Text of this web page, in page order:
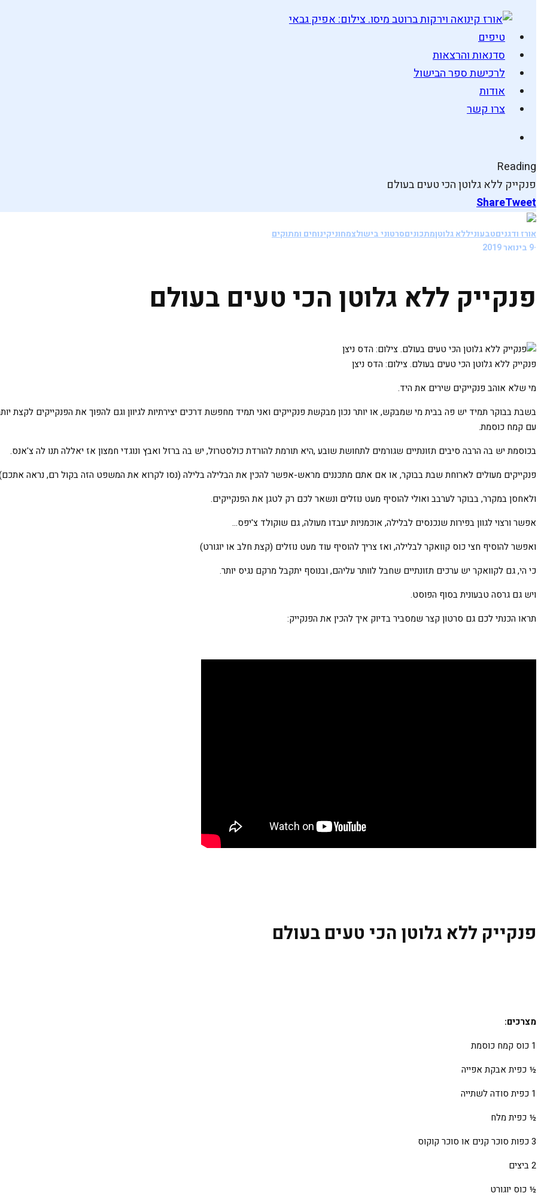
טיפים
סדנאות והרצאות
לרכישת ספר הבישול
אודות
צרו קשר
Reading
פנקייק ללא גלוטן הכי טעים בעולם
ShareTweet
אורז ודגניםטבעוניללא גלוטןמתכוניםסרטוני בישולצמחוניקינוחים ומתוקים
·9 בינואר 2019
פנקייק ללא גלוטן הכי טעים בעולם
פנקייק ללא גלוטן הכי טעים בעולם. צילום: הדס ניצן
מי שלא אוהב פנקייקים שירים את היד.
בשבת בבוקר תמיד יש פה בבית מי שמבקש, או יותר נכון מבקשת פנקייקים ואני תמיד מחפשת דרכים יצירתיות לגיוון וגם להפוך את הפנקייקים
עם קמח כוסמת.
בכוסמת יש בה הרבה סיבים תזונתיים שגורמים לתחושת שובע ,היא תורמת להורדת כולסטרול, יש בה ברזל ואבץ ונוגדי חמצון אז יאללה תנו לה צ'אנס.
פנקייקים מעולים לארוחת שבת בבוקר, או אם אתם מתכננים מראש-אפשר להכין את הבלילה בלילה (נסו לקרוא את המשפט הזה בקול רם, נראה
ולאחסן במקרר, בבוקר לערבב ואולי להוסיף מעט נוזלים ונשאר לכם רק לטגן את הפנקייקים.
אפשר ורצוי לגוון בפירות שנכנסים לבלילה, אוכמניות יעבדו מעולה, גם שוקולד צ'יפס…
ואפשר להוסיף חצי כוס קוואקר לבלילה, ואז צריך להוסיף עוד מעט נוזלים (קצת חלב או יוגורט)
כי הי, גם לקוואקר יש ערכים תזונתיים שחבל לוותר עליהם, ובנוסף יתקבל מרקם נגיס יותר.
ויש גם גרסה טבעונית בסוף הפוסט.
תראו הכנתי לכם גם סרטון קצר שמסביר בדיוק איך להכין את הפנקייק:
פנקייק ללא גלוטן הכי טעים בעולם
מצרכים:
1 כוס קמח כוסמת
½ כפית אבקת אפייה
1 כפית סודה לשתייה
½ כפית מלח
3 כפות סוכר קנים או סוכר קוקוס
2 ביצים
½ כוס יוגורט